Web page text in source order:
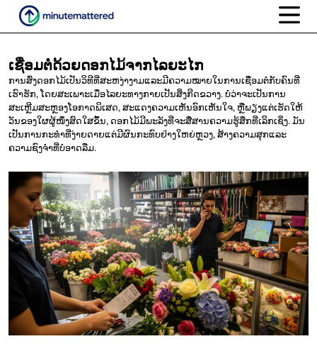
ເຊື່ອມຕໍ່ດ້ວຍດອກໄມ້ຈາກໄລຍະໄກ
ການສົ່ງດອກໄມ້ເປັນວິທີທີ່ສະຫງ່າງາມແລະມີຄວາມໝາຍໃນການເຊື່ອມຕໍ່ກັບຄົນທີ່
ເຮົາຮັກ, ໂດຍສະເພາະເມື່ອໄລຍະທາງກາຍເປັນສິ່ງກີດຂວາງ. ບໍ່ວ່າຈະເປັນການ
ສະເຫຼີມສະຫຼອງໂອກາດພິເສດ, ສະແດງຄວາມເຫັນອົກເຫັນໃຈ, ຫຼືພຽງແຕ່ເຮັດໃຫ້
ວັນຂອງໃຜຜູ້ໜຶ່ງສົດໃສຂຶ້ນ, ດອກໄມ້ມີພະລັງທີ່ຈະສື່ສານຄວາມຮູ້ສຶກທີ່ເລິກເຊິ່ງ. ມັນ
ເປັນການກະທຳທີ່ງ່າຍດາຍແຕ່ມີຜົນກະທົບຢ່າງໃຫຍ່ຫຼວງ, ສ້າງຄວາມສຸກແລະ
ຄວາມຊົງຈໍາທີ່ບໍ່ອາດລືມ.